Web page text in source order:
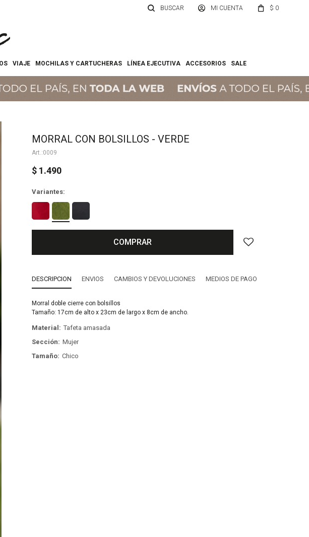
VIAJE MOCHILAS Y CARTUCHERAS LÍNEA EJECUTIVA ACCESORIOS SALE
$ 0
MORRAL CON BOLSILLOS - VERDE
0009
$ 1.490
Variantes:
COMPRAR
DESCRIPCION ENVIOS CAMBIOS Y DEVOLUCIONES MEDIOS DE PAGO
Morral doble cierre con bolsillos
Tamaño: 17cm de alto x 23cm de largo x 8cm de ancho.
Material
Tafeta amasada
Sección
Mujer
Tamaño
Chico